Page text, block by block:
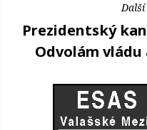
Další
Prezidentský
Odvolám vládu